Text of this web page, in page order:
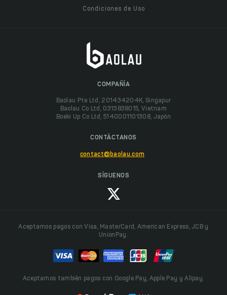
Condiciones de Uso
COMPAÑÍA
Baolau Pte Ltd, 201434204K, Singapur
Baolau Co Ltd, 0313838015, Vietnam
Boeki Up Co Ltd, 5140001101308, Japón
CONTÁCTANOS
contact@baolau.com
SÍGUENOS
Aceptamos pagos con Visa, MasterCard, American Express, JCB y
UnionPay.
Aceptamos también pagos con Google Pay, Apple Pay y Alipay.